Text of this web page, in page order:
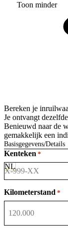
Toon minder
Bereken je
Je ontvangt
Benieuwd naar de
gemakkelijk een
Basisgegevens Details
Kenteken *
Kilometerstand *